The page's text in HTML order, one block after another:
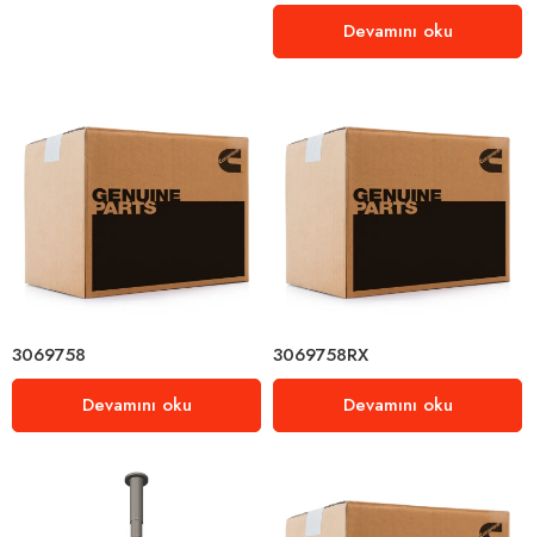
Devamını oku
3069758
Devamını oku
3069758RX
Devamını oku